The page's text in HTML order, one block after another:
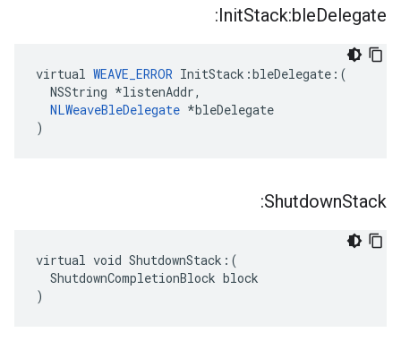
InitStack:bleDelegate:
virtual WEAVE_ERROR InitStack:bleDelegate:(
  NSString *listenAddr,
NLWeaveBleDelegate *bleDelegate
)
ShutdownStack:
virtual void ShutdownStack:(
  ShutdownCompletionBlock block
)